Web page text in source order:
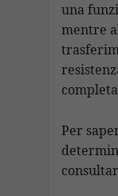
una
mentre
Per